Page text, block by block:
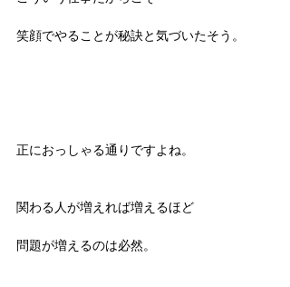
笑顔でやることが秘訣と気づいたそう。
正におっしゃる通りですよね。
関わる人が増えれば増えるほど
問題が増えるのは必然。